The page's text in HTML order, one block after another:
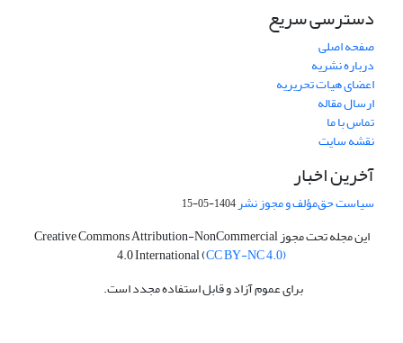
دسترسی سریع
صفحه اصلی
درباره نشریه
اعضای هیات تحریریه
ارسال مقاله
تماس با ما
نقشه سایت
آخرین اخبار
سیاست حق‌مؤلف و مجوز نشر1404-05-15
این مجله تحت مجوز Creative Commons Attribution-NonCommercial
4.0 International (CC BY-NC 4.0)
برای عموم آزاد و قابل استفاده مجدد است.